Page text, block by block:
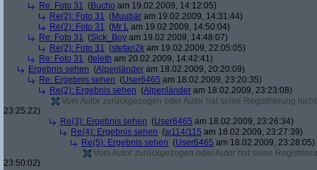
Re: Foto 31 (Bucho am 19.02.2009, 14:12:05)
Re(2): Foto 31 (Muubär am 19.02.2009, 14:31:44)
Re(2): Foto 31 (Mr L am 19.02.2009, 14:50:04)
Re: Foto 31 (Sick_Boy am 19.02.2009, 14:48:07)
Re(2): Foto 31 (stefan2k am 19.02.2009, 22:05:05)
Re: Foto 31 (teleth am 20.02.2009, 14:42:41)
Ergebnis sehen (Alpenländer am 18.02.2009, 20:20:09)
Re: Ergebnis sehen (User6465 am 18.02.2009, 23:20:35)
Re(2): Ergebnis sehen (Alpenländer am 18.02.2009, 23:23:08)
Vom Autor zurückgezogen oder Autor hat seine Registrierung
23:25:22)
Re(3): Ergebnis sehen (User6465 am 18.02.2009, 23:26:34)
Re(4): Ergebnis sehen (w114/115 am 18.02.2009, 23:27:39)
Re(5): Ergebnis sehen (User6465 am 18.02.2009, 23:28:05)
Vom Autor zurückgezogen oder Autor hat seine
23:50:02)